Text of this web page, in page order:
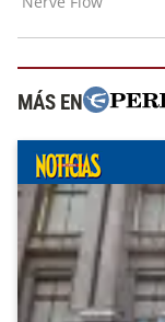
MÁS EN